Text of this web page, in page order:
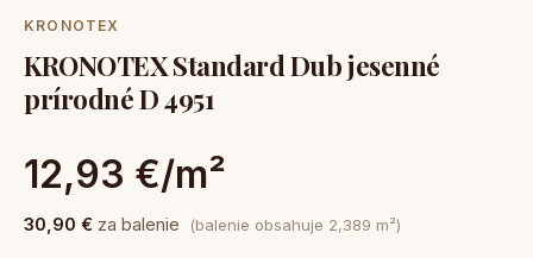
KRONOTEX
KRONOTEX Standard Dub jesenné
prírodné D 4951
12,93 €/m²
30,90 € za balenie (balenie obsahuje 2,389 m²)